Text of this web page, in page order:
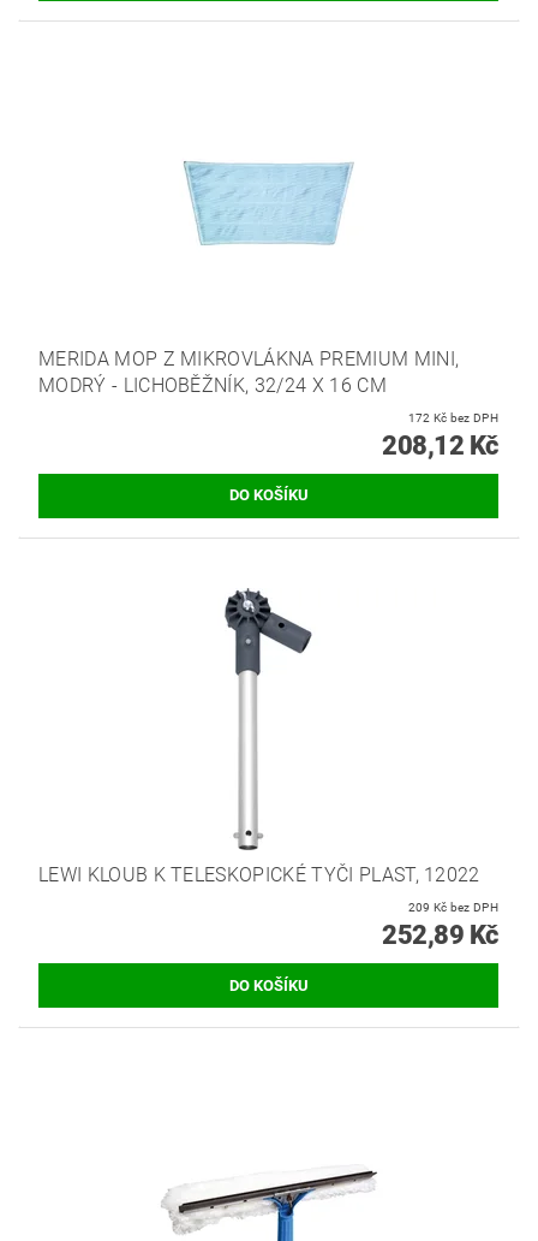
MERIDA MOP Z MIKROVLÁKNA PREMIUM MINI,
MODRÝ - LICHOBĚŽNÍK, 32/24 X 16 CM
172 Kč bez DPH
208,12 Kč
LEWI KLOUB K TELESKOPICKÉ TYČI PLAST, 12022
209 Kč bez DPH
252,89 Kč